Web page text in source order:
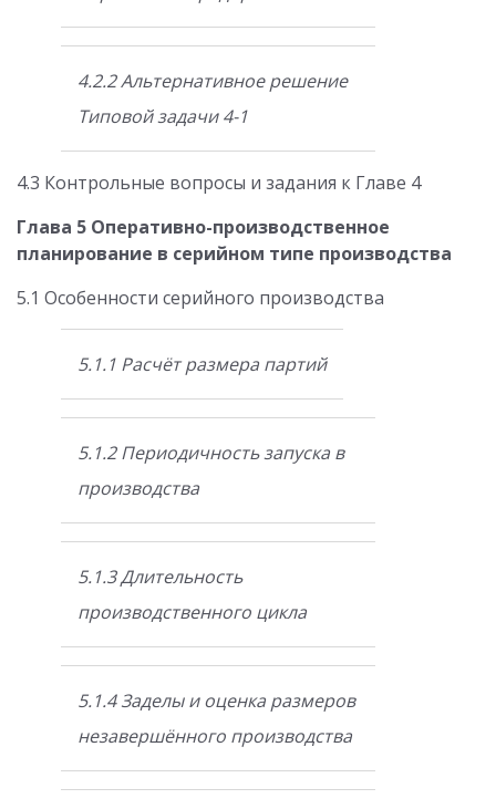
4.2.2 Альтернативное решение
Типовой задачи 4-1
4.3 Контрольные вопросы и задания к Главе 4
Глава 5 Оперативно-производственное
планирование в серийном типе производства
5.1 Особенности серийного производства
5.1.1 Расчёт размера партий
5.1.2 Периодичность запуска в
производства
5.1.3 Длительность
производственного цикла
5.1.4 Заделы и оценка размеров
незавершённого производства